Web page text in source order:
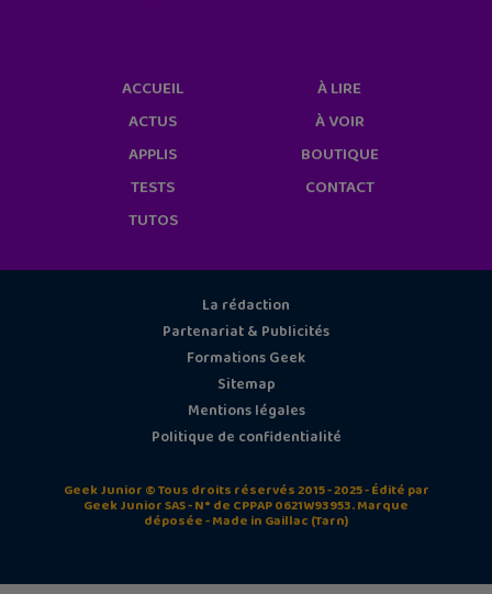
ACCUEIL
ACTUS
APPLIS
TESTS
TUTOS
À LIRE
À VOIR
BOUTIQUE
CONTACT
La rédaction
Partenariat & Publicités
Formations Geek
Sitemap
Mentions légales
Politique de confidentialité
Geek Junior © Tous droits réservés 2015 - 2025 - Édité par
Geek Junior SAS - N° de CPPAP 0621W93953. Marque
déposée - Made in Gaillac (Tarn)